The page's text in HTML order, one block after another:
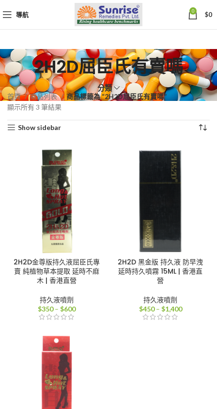
導航 0 $0
2H2D屈臣氏有賣嗎
分類
首頁 商品列表
商品標籤為 “2H2D屈臣氏有賣嗎”
顯示所有 3 筆結果
排
序
Show sidebar
2H2D金尊版持久液屈臣氏專
賣 純植物草本提取 延時不麻
木 | 香港直營
持久液噴劑
$350 – $600價
2H2D 黑金版 持久液 防早洩
延時持久噴霧 15ML | 香港直
營
持久液噴劑
$450 – $1,400價